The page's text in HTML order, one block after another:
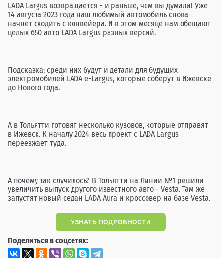
LADA Largus возвращается - и раньше, чем вы думали! Уже
14 августа 2023 года наш любимый автомобиль снова
начнет сходить с конвейера. И в этом месяце нам обещают
целых 650 авто LADA Largus разных версий.
Подсказка: среди них будут и детали для будущих
электромобилей LADA e-Largus, которые соберут в Ижевске
до Нового года.
А в Тольятти готовят несколько кузовов, которые отправят
в Ижевск. К началу 2024 весь проект с LADA Largus
переезжает туда.
А почему так случилось? В Тольятти на Линии №1 решили
увеличить выпуск другого известного авто - Vesta. Там же
запустят новый седан LADA Aura и кроссовер на базе Vesta.
УЗНАТЬ ПОДРОБНОСТИ
Поделиться в соцсетях: